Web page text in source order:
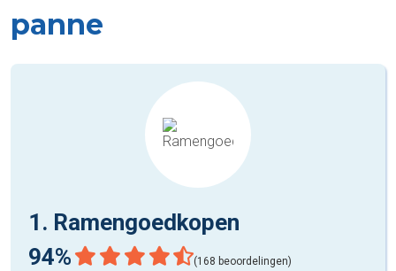
panne
1. Ramengoedkopen
94%
(168 beoordelingen)